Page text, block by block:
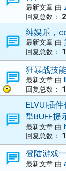
最新文章 由
回复总数： 2
纯娱乐，
最新文章 由
回复总数：
狂暴战技
最新文章 由
回复总数： 1
ELVUI插
型BUFF提
最新文章 由
回复总数：
登陆游戏
最新文章 由